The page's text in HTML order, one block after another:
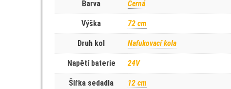
Barva Černá
Výška 72 cm
Druh kol Nafukovací kola
Napětí baterie 24V
Šířka sedadla 12 cm